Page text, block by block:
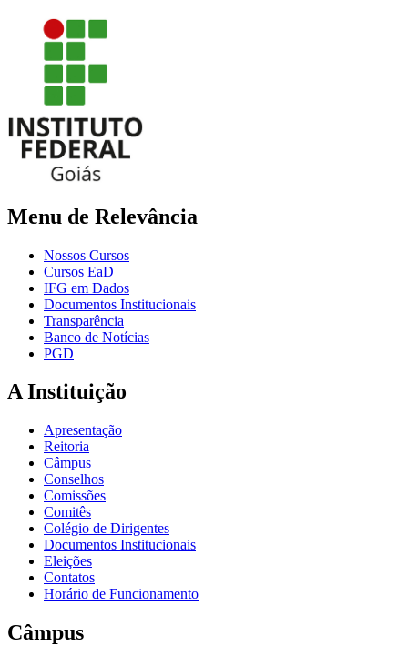
Menu de Relevância
Nossos Cursos
Cursos EaD
IFG em Dados
Documentos Institucionais
Transparência
Banco de Notícias
PGD
A Instituição
Apresentação
Reitoria
Câmpus
Conselhos
Comissões
Comitês
Colégio de Dirigentes
Documentos Institucionais
Eleições
Contatos
Horário de Funcionamento
Câmpus